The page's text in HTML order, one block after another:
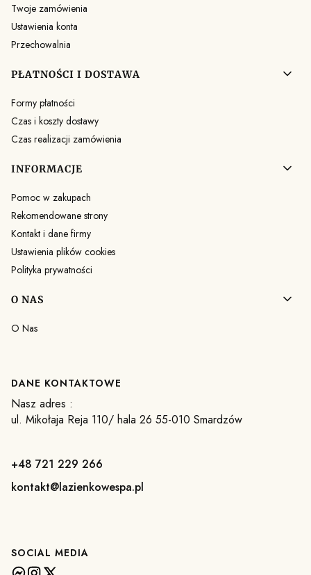
Twoje zamówienia
Ustawienia konta
Przechowalnia
PŁATNOŚCI I DOSTAWA
Formy płatności
Czas i koszty dostawy
Czas realizacji zamówienia
INFORMACJE
Pomoc w zakupach
Rekomendowane strony
Kontakt i dane firmy
Ustawienia plików cookies
Polityka prywatności
O NAS
O Nas
DANE KONTAKTOWE
Nasz adres :
ul. Mikołaja Reja 110/ hala 26 55-010 Smardzów
+48 721 229 266
kontakt@lazienkowespa.pl
SOCIAL MEDIA